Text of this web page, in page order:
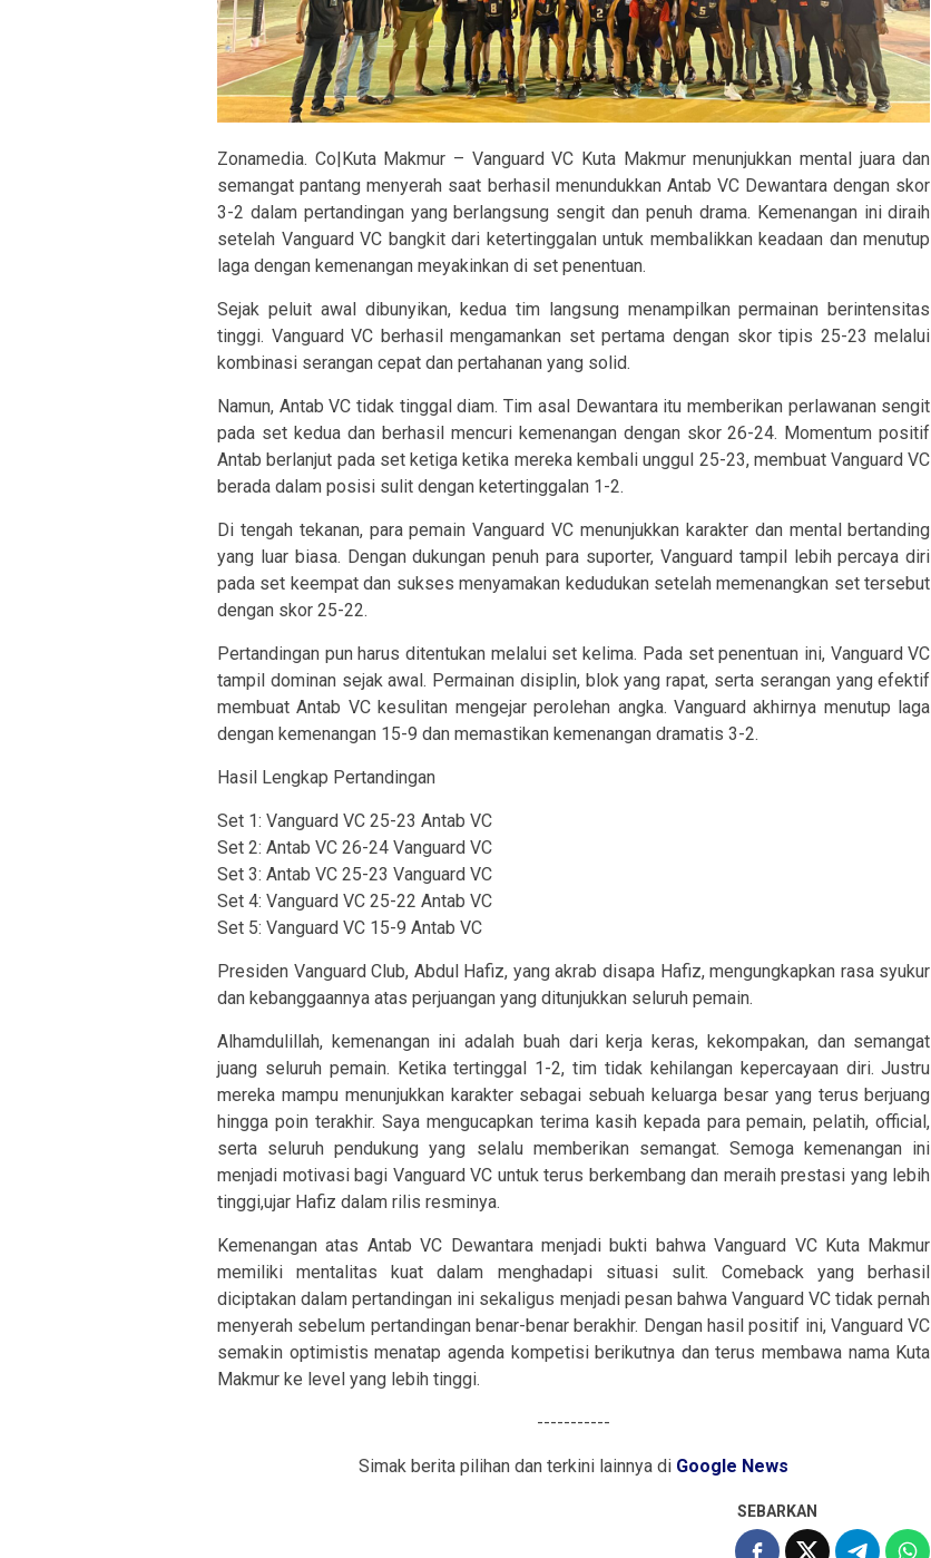
Zonamedia. Co|Kuta Makmur – Vanguard VC Kuta Makmur menunjukkan mental juara dan
semangat pantang menyerah saat berhasil menundukkan Antab VC Dewantara dengan skor
3-2 dalam pertandingan yang berlangsung sengit dan penuh drama. Kemenangan ini diraih
setelah Vanguard VC bangkit dari ketertinggalan untuk membalikkan keadaan dan menutup
laga dengan kemenangan meyakinkan di set penentuan.
Sejak peluit awal dibunyikan, kedua tim langsung menampilkan permainan berintensitas
tinggi. Vanguard VC berhasil mengamankan set pertama dengan skor tipis 25-23 melalui
kombinasi serangan cepat dan pertahanan yang solid.
Namun, Antab VC tidak tinggal diam. Tim asal Dewantara itu memberikan perlawanan sengit
pada set kedua dan berhasil mencuri kemenangan dengan skor 26-24. Momentum positif
Antab berlanjut pada set ketiga ketika mereka kembali unggul 25-23, membuat Vanguard VC
berada dalam posisi sulit dengan ketertinggalan 1-2.
Di tengah tekanan, para pemain Vanguard VC menunjukkan karakter dan mental bertanding
yang luar biasa. Dengan dukungan penuh para suporter, Vanguard tampil lebih percaya diri
pada set keempat dan sukses menyamakan kedudukan setelah memenangkan set tersebut
dengan skor 25-22.
Pertandingan pun harus ditentukan melalui set kelima. Pada set penentuan ini, Vanguard VC
tampil dominan sejak awal. Permainan disiplin, blok yang rapat, serta serangan yang efektif
membuat Antab VC kesulitan mengejar perolehan angka. Vanguard akhirnya menutup laga
dengan kemenangan 15-9 dan memastikan kemenangan dramatis 3-2.
Hasil Lengkap Pertandingan
Set 1: Vanguard VC 25-23 Antab VC
Set 2: Antab VC 26-24 Vanguard VC
Set 3: Antab VC 25-23 Vanguard VC
Set 4: Vanguard VC 25-22 Antab VC
Set 5: Vanguard VC 15-9 Antab VC
Presiden Vanguard Club, Abdul Hafiz, yang akrab disapa Hafiz, mengungkapkan rasa syukur
dan kebanggaannya atas perjuangan yang ditunjukkan seluruh pemain.
Alhamdulillah, kemenangan ini adalah buah dari kerja keras, kekompakan, dan semangat
juang seluruh pemain. Ketika tertinggal 1-2, tim tidak kehilangan kepercayaan diri. Justru
mereka mampu menunjukkan karakter sebagai sebuah keluarga besar yang terus berjuang
hingga poin terakhir. Saya mengucapkan terima kasih kepada para pemain, pelatih, official,
serta seluruh pendukung yang selalu memberikan semangat. Semoga kemenangan ini
menjadi motivasi bagi Vanguard VC untuk terus berkembang dan meraih prestasi yang lebih
tinggi,ujar Hafiz dalam rilis resminya.
Kemenangan atas Antab VC Dewantara menjadi bukti bahwa Vanguard VC Kuta Makmur
memiliki mentalitas kuat dalam menghadapi situasi sulit. Comeback yang berhasil
diciptakan dalam pertandingan ini sekaligus menjadi pesan bahwa Vanguard VC tidak pernah
menyerah sebelum pertandingan benar-benar berakhir. Dengan hasil positif ini, Vanguard VC
semakin optimistis menatap agenda kompetisi berikutnya dan terus membawa nama Kuta
Makmur ke level yang lebih tinggi.
-----------
Simak berita pilihan dan terkini lainnya di Google News
SEBARKAN